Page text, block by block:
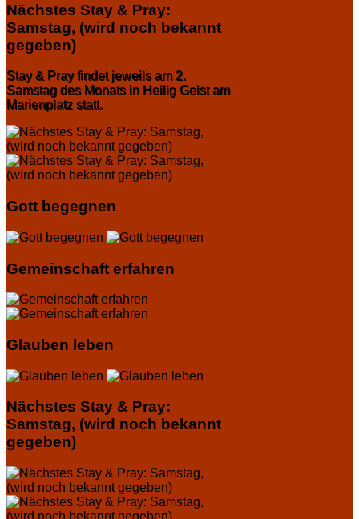
Nächstes Stay & Pray:
Samstag, (wird noch bekannt
gegeben)
Stay & Pray findet jeweils am 2.
Samstag des Monats in Heilig Geist am
Marienplatz statt.
Gott begegnen
Gemeinschaft erfahren
Glauben leben
Nächstes Stay & Pray:
Samstag, (wird noch bekannt
gegeben)